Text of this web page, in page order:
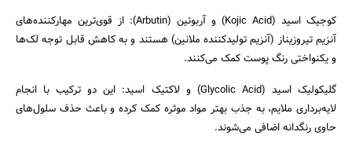
کوجیک اسید (Kojic Acid) و آربوتین (Arbutin): از قوی‌ترین مهارکننده‌های
آنزیم تیروزیناز (آنزیم تولیدکننده ملانین) هستند و به کاهش قابل توجه لک‌ها
و یکنواختی رنگ پوست کمک می‌کنند.
گلیکولیک اسید (Glycolic Acid) و لاکتیک اسید: این دو ترکیب با انجام
لایه‌برداری ملایم، به جذب بهتر مواد موثره کمک کرده و باعث حذف سلول‌های
حاوی رنگدانه اضافی می‌شوند.